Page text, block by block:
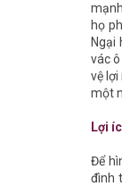
họ
Ngại
vác
vệ
một
Lợi
Để
đình